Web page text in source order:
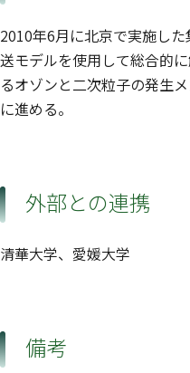
2010年6月に北京で実施し
送モデルを使用して総合的
るオゾンと二次粒子の発生
に進める。
外部との連携
清華大学、愛媛大学
備考